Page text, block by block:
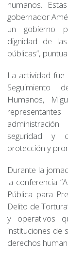
humanos.
gobernador
un gobierno
dignidad de
públicas”,
La actividad
Seguimiento
Humanos,
seguridad y
protección y
Durante la
la conferencia
Pública para
Delito de
y operativos
instituciones de
derechos